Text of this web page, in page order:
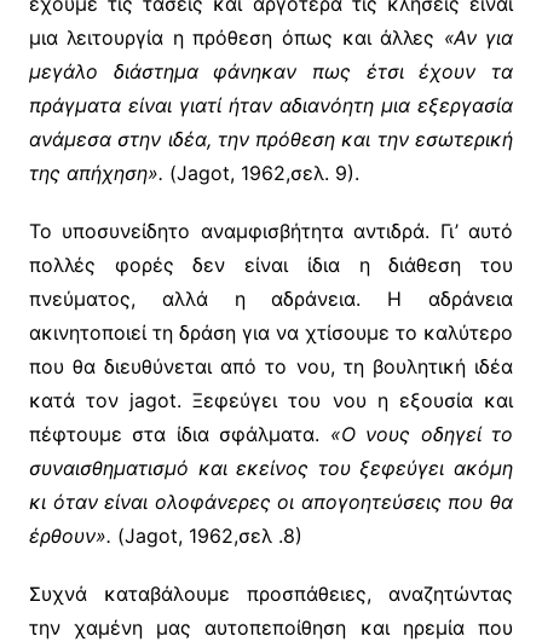
μια λειτουργία η πρόθεση όπως και άλλες «Αν για
μεγάλο διάστημα φάνηκαν πως έτσι έχουν τα
πράγματα είναι γιατί ήταν αδιανόητη μια εξεργασία
ανάμεσα στην ιδέα, την πρόθεση και την εσωτερική
της απήχηση». (Jagot, 1962,σελ. 9).
Το υποσυνείδητο αναμφισβήτητα αντιδρά. Γι’ αυτό
πολλές φορές δεν είναι ίδια η διάθεση του
πνεύματος, αλλά η αδράνεια. Η αδράνεια
ακινητοποιεί τη δράση για να χτίσουμε το καλύτερο
που θα διευθύνεται από το νου, τη βουλητική ιδέα
κατά τον jagot. Ξεφεύγει του νου η εξουσία και
πέφτουμε στα ίδια σφάλματα. «Ο νους οδηγεί το
συναισθηματισμό και εκείνος του ξεφεύγει ακόμη
κι όταν είναι ολοφάνερες οι απογοητεύσεις που θα
έρθουν». (Jagot, 1962,σελ .8)
Συχνά καταβάλουμε προσπάθειες, αναζητώντας
την χαμένη μας αυτοπεποίθηση και ηρεμία που